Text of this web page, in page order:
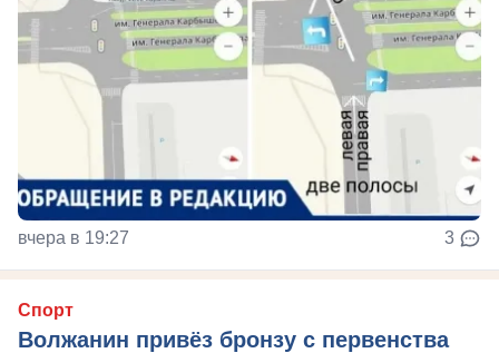
вчера в 19:27 3
Спорт
Волжанин привёз бронзу с первенства